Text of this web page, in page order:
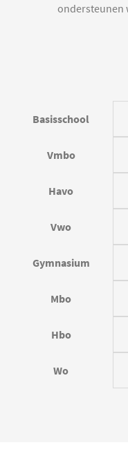
ondersteunen
Basisschool
Vmbo
Havo
Vwo
Gymnasium
Mbo
Hbo
Wo